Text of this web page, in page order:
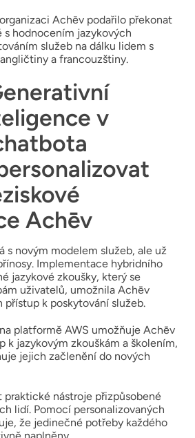
Achēv podařilo překonat
s hodnocením jazykových
služeb na dálku lidem s
a francouzštiny.
v
Achēv
s novým modelem služeb, ale už
Implementace hybridního
jazykové zkoušky, který se
uživatelů, umožnila Achēv
k poskytování služeb.
platformě AWS umožňuje Achēv
k jazykovým zkouškám a školením,
jejich začlenění do nových
nástroje přizpůsobené
lidí. Pomocí personalizovaných
že jedinečné potřeby každého